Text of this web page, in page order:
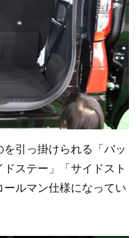
引っ掛けられる「バッ
ステー」「サイドスト
ルマン仕様になってい